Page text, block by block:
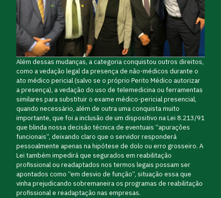
Além dessas mudanças, a categoria conquistou outros direitos,
como a vedação legal da presença de não-médicos durante o
ato médico pericial (salvo se o próprio Perito Médico autorizar
a presença), a vedação do uso de telemedicina ou ferramentas
similares para substituir o exame médico-pericial presencial,
quando necessário, além de outra uma conquista muito
importante, que foi a inclusão de um dispositivo na Lei 8.213/91
que blinda nossa decisão técnica de eventuais “apurações
funcionais”, deixando claro que o servidor responderá
pessoalmente apenas na hipótese de dolo ou erro grosseiro. A
Lei também impedirá que segurados em reabilitação
profissional ou readaptados nos termos legais possam ser
apontados como “em desvio de função”, situação essa que
vinha prejudicando sobremaneira os programas de reabilitação
profissional e readaptação nas empresas.